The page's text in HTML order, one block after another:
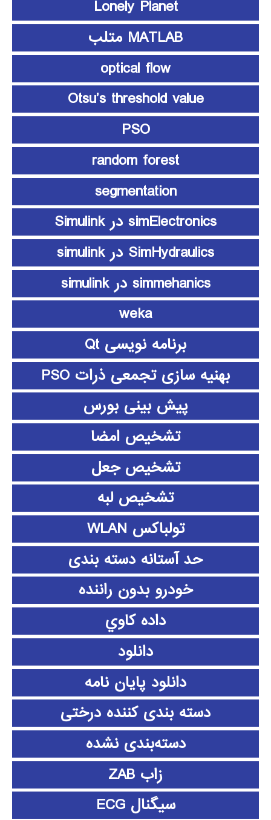
Lonely Planet
MATLAB متلب
optical flow
Otsu’s threshold value
PSO
random forest
segmentation
simElectronics در Simulink
SimHydraulics در simulink
simmehanics در simulink
weka
برنامه نویسی Qt
بهنیه سازی تجمعی ذرات PSO
پیش بینی بورس
تشخیص امضا
تشخیص جعل
تشخیص لبه
تولباکس WLAN
حد آستانه دسته بندی
خودرو بدون راننده
داده كاوي
دانلود
دانلود پايان نامه
دسته بندی کننده درختی
دسته‌بندی نشده
زاب ZAB
سیگنال ECG